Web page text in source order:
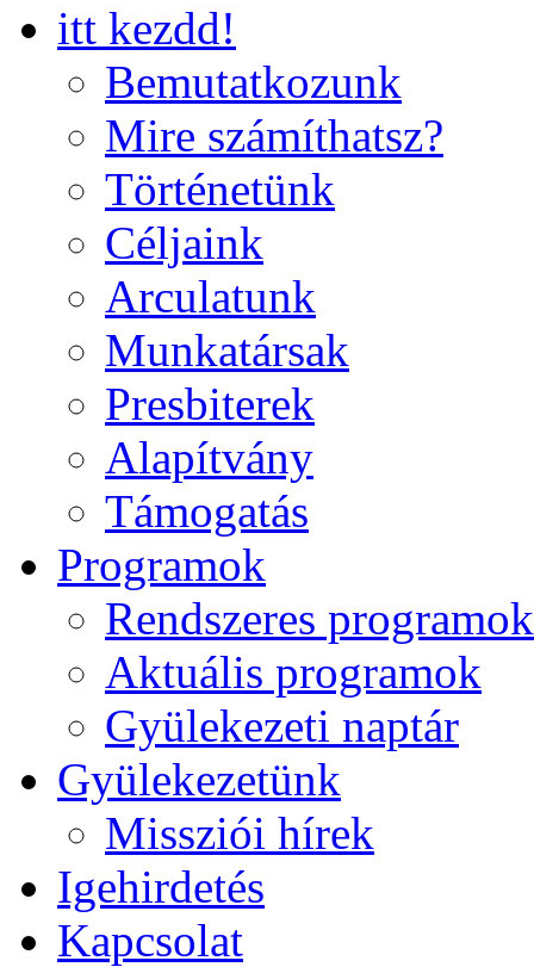
itt kezdd!
Bemutatkozunk
Mire számíthatsz?
Történetünk
Céljaink
Arculatunk
Munkatársak
Presbiterek
Alapítvány
Támogatás
Programok
Rendszeres programok
Aktuális programok
Gyülekezeti naptár
Gyülekezetünk
Missziói hírek
Igehirdetés
Kapcsolat